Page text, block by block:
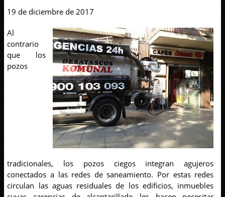
19 de diciembre de 2017
Al
contrario
que los
pozos
tradicionales, los pozos ciegos integran agujeros
conectados a las redes de saneamiento. Por estas redes
circulan las aguas residuales de los edificios, inmuebles